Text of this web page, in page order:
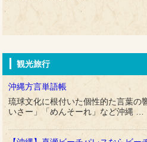
観光旅行
沖縄方言単語帳
琉球文化に根付いた個性的た言葉の
いさー」「めんそーれ」など沖縄 …